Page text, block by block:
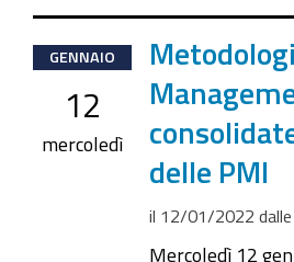
2022-
01-
12T11:00:00+01:00
2022-
GENNAIO
12
mercoledì
delle PMI
il 12/01/2022 dalle
Mercoledì 12